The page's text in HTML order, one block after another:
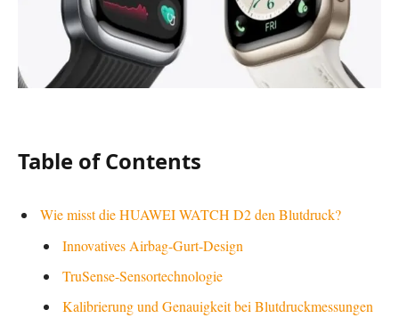
Table of Contents
Wie misst die HUAWEI WATCH D2 den Blutdruck?
Innovatives Airbag-Gurt-Design
TruSense-Sensortechnologie
Kalibrierung und Genauigkeit bei Blutdruckmessungen